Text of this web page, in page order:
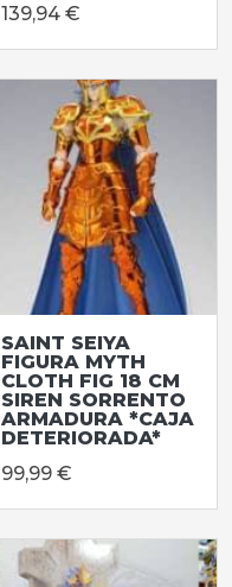
139,94 €
SAINT SEIYA
FIGURA MYTH
CLOTH FIG 18 CM
SIREN SORRENTO
ARMADURA *CAJA
DETERIORADA*
99,99 €